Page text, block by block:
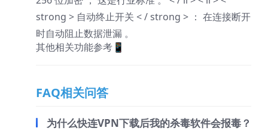
strong > 自动终止开关 < / strong > ： 在连接断开
时自动阻止数据泄漏 。
其他相关功能参考📱
FAQ相关问答
为什么快连VPN下载后我的杀毒软件会报毒？